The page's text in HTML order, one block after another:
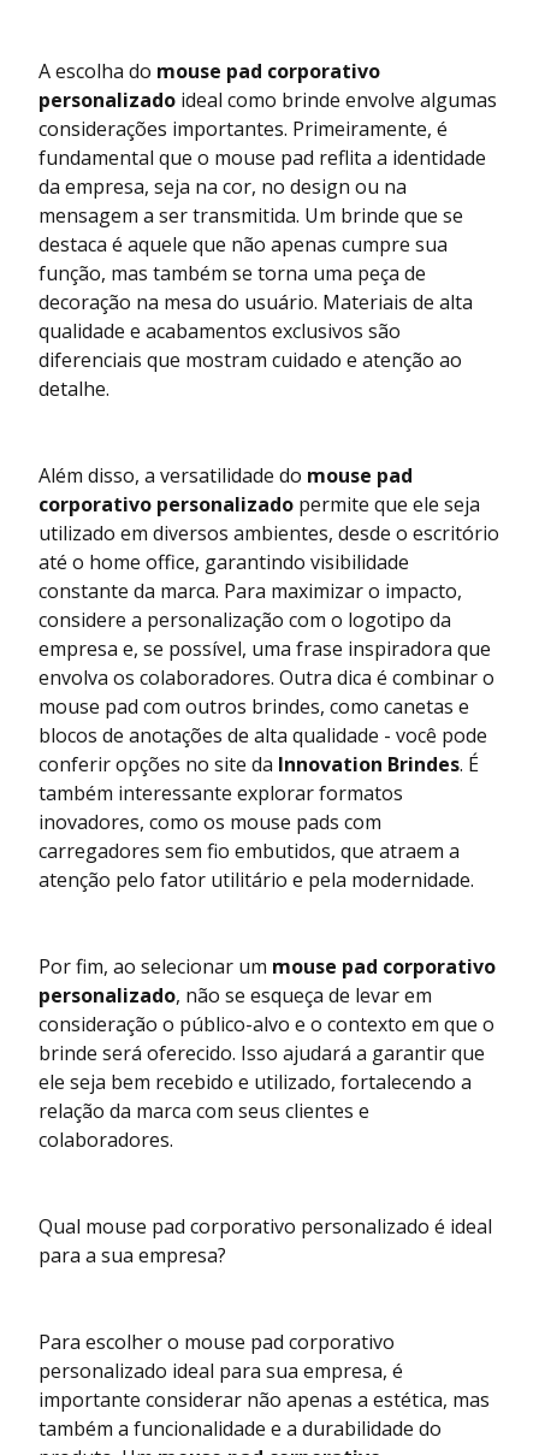
A escolha do mouse pad corporativo
personalizado ideal como brinde envolve algumas
considerações importantes. Primeiramente, é
fundamental que o mouse pad reflita a identidade
da empresa, seja na cor, no design ou na
mensagem a ser transmitida. Um brinde que se
destaca é aquele que não apenas cumpre sua
função, mas também se torna uma peça de
decoração na mesa do usuário. Materiais de alta
qualidade e acabamentos exclusivos são
diferenciais que mostram cuidado e atenção ao
detalhe.
Além disso, a versatilidade do mouse pad
corporativo personalizado permite que ele seja
utilizado em diversos ambientes, desde o escritório
até o home office, garantindo visibilidade
constante da marca. Para maximizar o impacto,
considere a personalização com o logotipo da
empresa e, se possível, uma frase inspiradora que
envolva os colaboradores. Outra dica é combinar o
mouse pad com outros brindes, como canetas e
blocos de anotações de alta qualidade - você pode
conferir opções no site da Innovation Brindes. É
também interessante explorar formatos
inovadores, como os mouse pads com
carregadores sem fio embutidos, que atraem a
atenção pelo fator utilitário e pela modernidade.
Por fim, ao selecionar um mouse pad corporativo
personalizado, não se esqueça de levar em
consideração o público-alvo e o contexto em que o
brinde será oferecido. Isso ajudará a garantir que
ele seja bem recebido e utilizado, fortalecendo a
relação da marca com seus clientes e
colaboradores.
Qual mouse pad corporativo personalizado é ideal
para a sua empresa?
Para escolher o mouse pad corporativo
personalizado ideal para sua empresa, é
importante considerar não apenas a estética, mas
também a funcionalidade e a durabilidade do